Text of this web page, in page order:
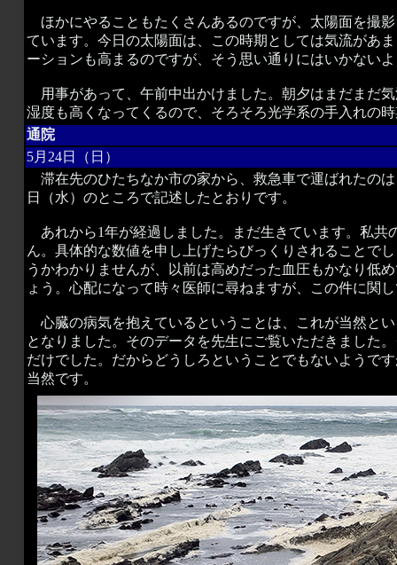
ほかにやることもたくさんあるのですが、太陽面を撮
ています。今日の太陽面は、この時期としては気流があ
ーションも高まるのですが、そう思い通りにはいかない
用事があって、午前中出かけました。朝夕はまだまだ
湿度も高くなってくるので、そろそろ光学系の手入れの
通院
5月24日（日）
滞在先のひたちなか市の家から、救急車で運ばれたの
日（水）のところで記述したとおりです。
あれから1年が経過しました。まだ生きています。私共
ん。具体的な数値を申し上げたらびっくりされることで
うかわかりませんが、以前は高めだった血圧もかなり低
ょう。心配になって時々医師に尋ねますが、この件に関
心臓の病気を抱えているということは、これが当然と
となりました。そのデータを先生にご覧いただきました
だけでした。だからどうしろということでもないようで
当然です。